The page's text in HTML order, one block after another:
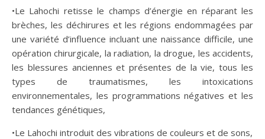
•Le Lahochi retisse le champs d’énergie en réparant les
brèches, les déchirures et les régions endommagées par
une variété d’influence incluant une naissance difficile, une
opération chirurgicale, la radiation, la drogue, les accidents,
les blessures anciennes et présentes de la vie, tous les
types de traumatismes, les intoxications
environnementales, les programmations négatives et les
tendances génétiques,
•Le Lahochi introduit des vibrations de couleurs et de sons,